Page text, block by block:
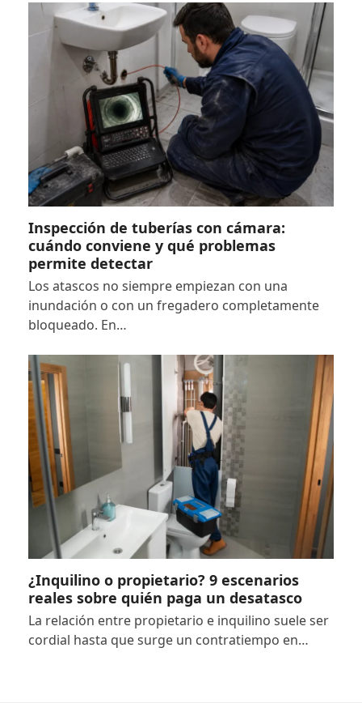
Inspección de tuberías con cámara:
cuándo conviene y qué problemas
permite detectar
Los atascos no siempre empiezan con una
inundación o con un fregadero completamente
bloqueado. En…
¿Inquilino o propietario? 9 escenarios
reales sobre quién paga un desatasco
La relación entre propietario e inquilino suele ser
cordial hasta que surge un contratiempo en…